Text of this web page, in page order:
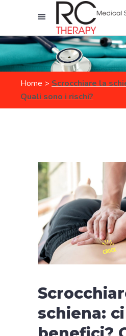
Home > Scrocchiare la
Quali sono i rischi?
schiena: